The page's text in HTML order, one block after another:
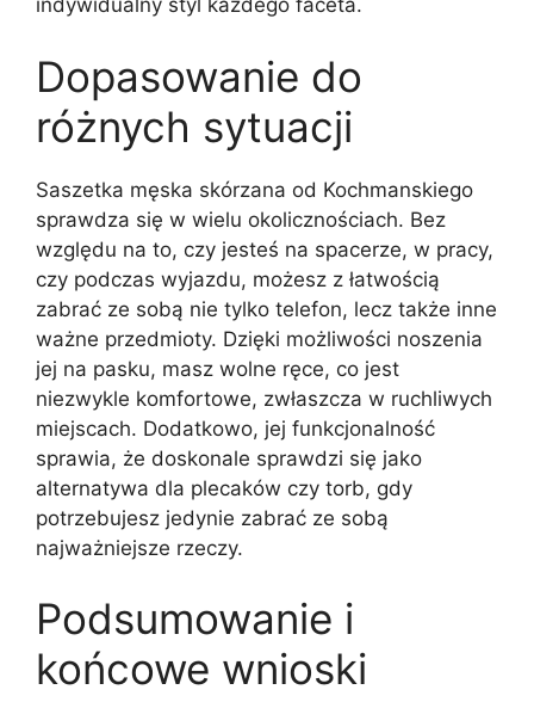
indywidualny styl każdego faceta.
Dopasowanie do
różnych sytuacji
Saszetka męska skórzana od Kochmanskiego
sprawdza się w wielu okolicznościach. Bez
względu na to, czy jesteś na spacerze, w pracy,
czy podczas wyjazdu, możesz z łatwością
zabrać ze sobą nie tylko telefon, lecz także inne
ważne przedmioty. Dzięki możliwości noszenia
jej na pasku, masz wolne ręce, co jest
niezwykle komfortowe, zwłaszcza w ruchliwych
miejscach. Dodatkowo, jej funkcjonalność
sprawia, że doskonale sprawdzi się jako
alternatywa dla plecaków czy torb, gdy
potrzebujesz jedynie zabrać ze sobą
najważniejsze rzeczy.
Podsumowanie i
końcowe wnioski